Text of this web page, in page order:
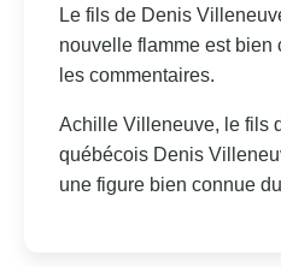
Le fils de Denis
nouvelle flamme est
les commentaires.
Achille Villeneuve, le fils
québécois Denis
une figure bien connue